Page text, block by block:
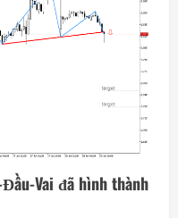
Vai đã hình thành